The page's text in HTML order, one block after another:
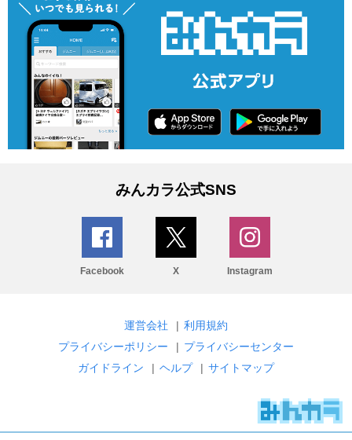
みんカラ公式SNS
Facebook X Instagram
運営会社 | 利用規約
プライバシーポリシー
| プライバシーセンター
ガイドライン
| ヘルプ | サイトマップ